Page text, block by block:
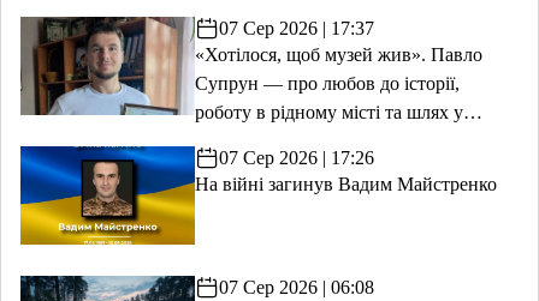
07 Сер 2026 | 17:37
«Хотілося, щоб музей жив». Павло
Супрун — про любов до історії,
роботу в рідному місті та шлях у
07 Сер 2026 | 17:26
На війні загинув Вадим Майстренко
07 Сер 2026 | 06:08